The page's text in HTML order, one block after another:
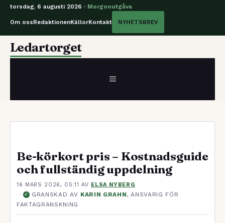
torsdag, 6 augusti 2026 · Morgonutgåva
Om ossRedaktionenKällorKontakt NYHETSBREV
HoppaLedartorget
MENY
Be-körkort pris – Kostnadsguide
och fullständig uppdelning
16 MARS 2026, 05:11 AV ELSA NYBERG
· ✓ GRANSKAD AV KARIN GRAHN, ANSVARIG FÖR
FAKTAGRANSKNING